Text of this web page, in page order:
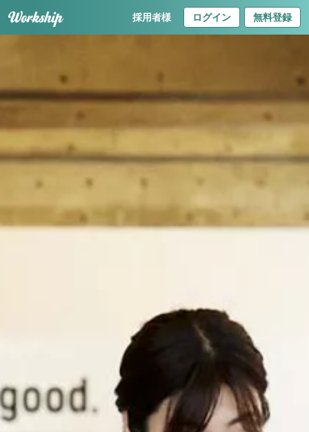
採用者様 ログイン 無料登録